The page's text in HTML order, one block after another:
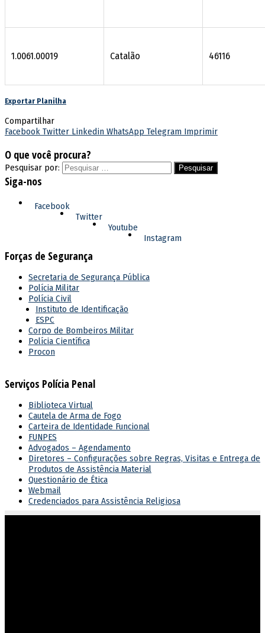
1.0061.00019 Catalão 46116
Exportar Planilha
Compartilhar
Facebook Twitter Linkedin WhatsApp Telegram Imprimir
O que você procura?
Pesquisar por:
Siga-nos
Facebook
Twitter
Youtube
Instagram
Forças de Segurança
Secretaria de Segurança Pública
Polícia Militar
Polícia Civil
Instituto de Identificação
ESPC
Corpo de Bombeiros Militar
Polícia Científica
Procon
Serviços Polícia Penal
Biblioteca Virtual
Cautela de Arma de Fogo
Carteira de Identidade Funcional
FUNPES
Advogados – Agendamento
Diretores – Configurações sobre Regras, Visitas e Entrega de
Produtos de Assistência Material
Questionário de Ética
Webmail
Credenciados para Assistência Religiosa